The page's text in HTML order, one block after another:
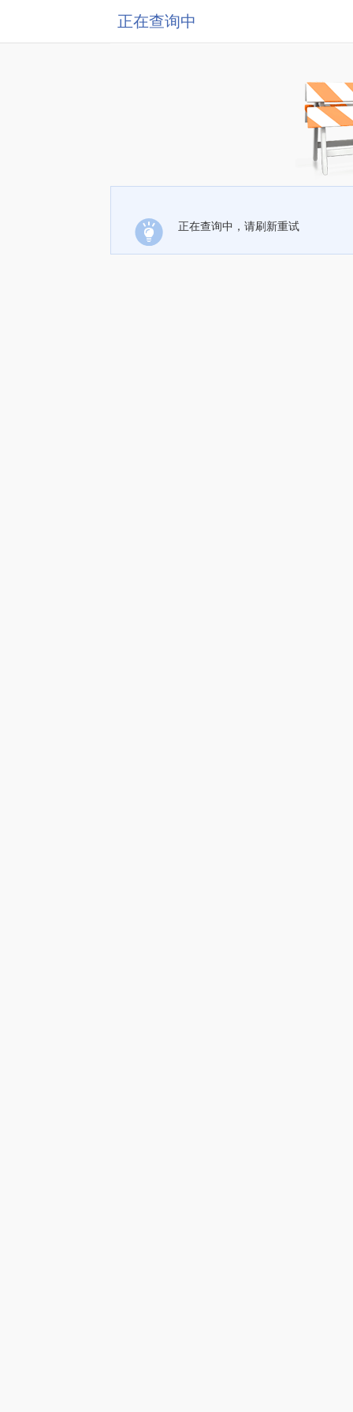
正在查询中
正在查询中，请刷新重试